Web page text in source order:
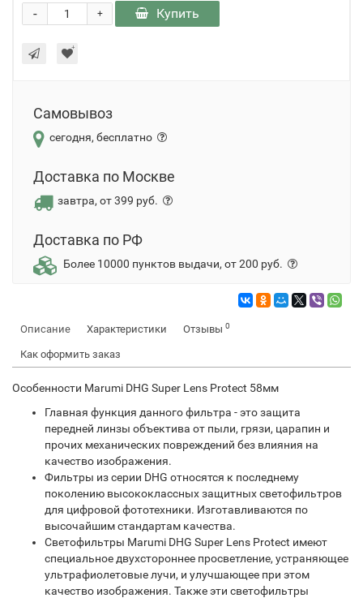
+
- Купить
Самовывоз
сегодня, бесплатно
Доставка по Москве
завтра, от 399 руб.
Доставка по РФ
Более 10000 пунктов выдачи, от 200 руб.
Описание Характеристики Отзывы 0
Как оформить заказ
Особенности Marumi DHG Super Lens Protect 58 мм
Главная функция данного фильтра - это защита
передней линзы объектива от пыли, грязи, царапин и
прочих механических повреждений без влияния на
качество изображения .
Фильтры из серии DHG относятся к последнему
поколению высококлассных защитных светофильтров
для цифровой фототехники. Изготавливаются по
высочайшим стандартам качества.
Светофильтры Marumi DHG Super Lens Protect имеют
специальное двухстороннее просветление, устраняющее
ультрафиолетовые лучи, и улучшающее при этом
качество изображения. Также эти светофильтры